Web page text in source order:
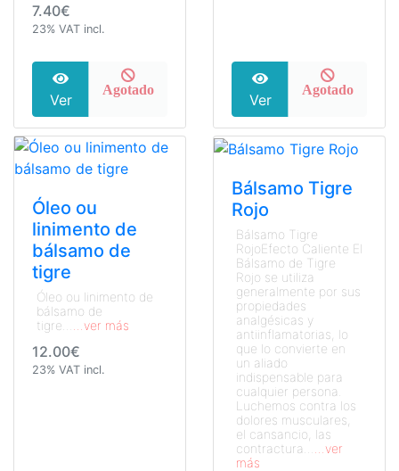
7.40€
23% VAT incl.
Ver
Agotado
Ver
Agotado
Óleo ou
linimento de
bálsamo de
tigre
Óleo ou linimento de
bálsamo de
tigre...
...ver más
12.00€
23% VAT incl.
Bálsamo Tigre
Rojo
Bálsamo Tigre
RojoEfecto Caliente El
Bálsamo de Tigre
Rojo se utiliza
generalmente por sus
propiedades
analgésicas y
antiinflamatorias, lo
que lo convierte en
un aliado
indispensable para
cualquier persona.
Luchemos contra los
dolores musculares,
el cansancio, las
contractura...
...ver
más